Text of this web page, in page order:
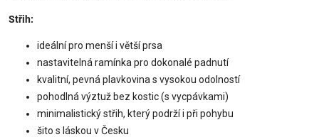
Střih:
ideální pro menší i větší prsa
nastavitelná ramínka pro dokonalé padnutí
kvalitní, pevná plavkovina s vysokou odolností
pohodlná výztuž bez kostic (s vycpávkami)
minimalistický střih, který podrží i při pohybu
šito s láskou v Česku